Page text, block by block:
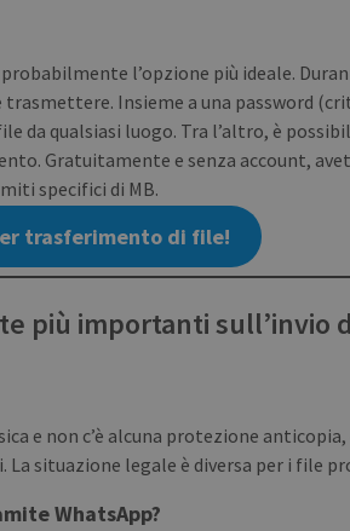
l’opzione più ideale.
trasmettere. Insieme a una password
da qualsiasi luogo. Tra l’altro, è
Gratuitamente e senza account,
specifici di MB.
trasferimento di file!
più importanti sull’invio
e non c’è alcuna protezione
La situazione legale è diversa per i file
WhatsApp?
_ga_BX9T8NP35L .transferxl.com
1 year 1
month